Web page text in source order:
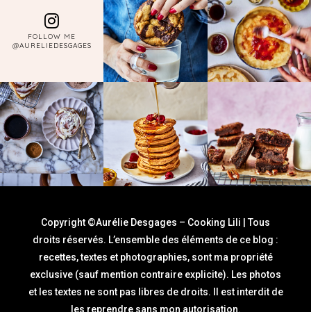
FOLLOW ME
@AURELIEDESGAGES
Copyright ©Aurélie Desgages – Cooking Lili | Tous
droits réservés. L’ensemble des éléments de ce blog :
recettes, textes et photographies, sont ma propriété
exclusive (sauf mention contraire explicite). Les photos
et les textes ne sont pas libres de droits. Il est interdit de
les reprendre sans mon autorisation.